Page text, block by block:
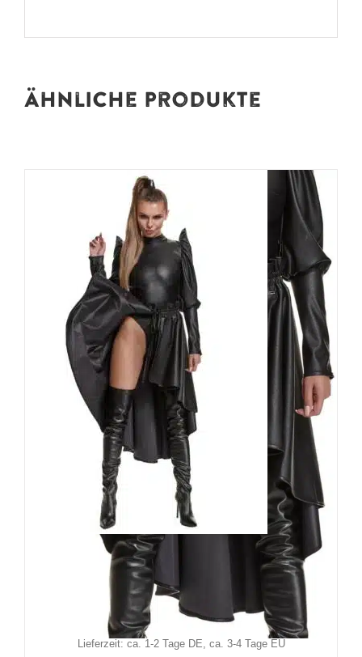
Ähnliche Produkte
Demoniq Rock Barbara
Inkl. MwSt.
Versand
Lieferzeit: ca. 1-2 Tage DE, ca. 3-4 Tage EU